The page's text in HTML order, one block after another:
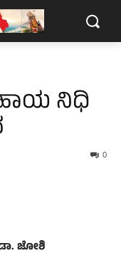
ನಿಧಿ
0
ಜೋಶಿ